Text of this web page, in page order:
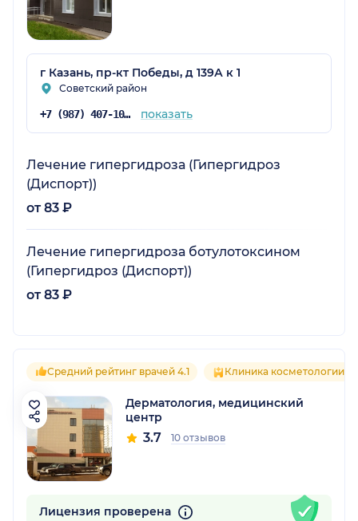
г Казань, пр-кт Победы, д 139А к 1
Советский район
+7 (987) 407-10-10 показать
Лечение гипергидроза (Гипергидроз
(Диспорт))
от 83 ₽
Лечение гипергидроза ботулотоксином
(Гипергидроз (Диспорт))
от 83 ₽
Средний рейтинг врачей 4.1 Клиника косметологии
Дерматология, медицинский
центр
3.7 10 отзывов
Лицензия проверена